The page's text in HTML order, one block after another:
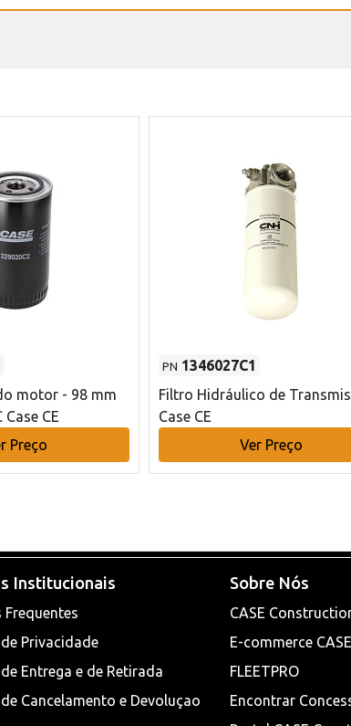
motor - 98 mm
Case CE
Preço
PN 1346027C1
Filtro Hidráulico de
Case CE
Ver Preço
Institucionais
Frequentes
Privacidade
Entrega e de Retirada
Cancelamento e Devoluçao
Sobre Nós
CASE
E-commerce CASE
FLEETPRO
Encontrar